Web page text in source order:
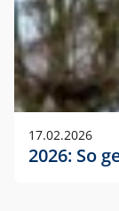
17.02.2026
2026: So